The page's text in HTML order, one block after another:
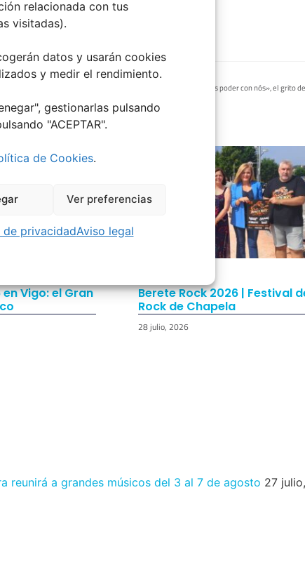
relacionada con tus
visitadas).
datos y usarán cookies
y medir el rendimiento.
gestionarlas pulsando
"ACEPTAR".
de Cookies.
Ver preferencias
privacidadAviso legal
«Non vas poder con nós», el grito
Vigo: el Gran
Berete Rock 2026 | Festival
Rock de Chapela
28 julio, 2026
reunirá a grandes músicos del 3 al 7 de agosto 27 julio,